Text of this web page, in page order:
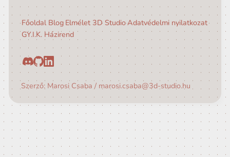
Főoldal Blog Elmélet 3D Studio Adatvédelmi
GY.I.K.
Házirend
Szerző: Marosi Csaba / marosi.csaba@3d-studio.hu